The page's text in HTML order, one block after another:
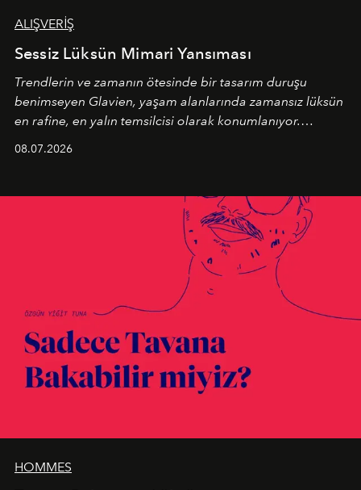
ALIŞVERİŞ
Sessiz Lüksün Mimari Yansıması
Trendlerin ve zamanın ötesinde bir tasarım duruşu
benimseyen Glavien, yaşam alanlarında zamansız lüksün
en rafine, en yalın temsilcisi olarak konumlanıyor.
08.07.2026
HOMMES